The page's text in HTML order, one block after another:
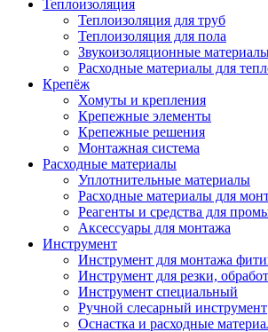
Теплоизоляция
Теплоизоляция для труб
Теплоизоляция для пола
Звукоизоляционные
Расходные материалы для
Крепёж
Хомуты и крепления
Крепежные элементы
Крепежные решения
Монтажная система
Расходные материалы
Уплотнительные материалы
Расходные материалы для
Реагенты и средства для
Аксессуары для монтажа
Инструмент
Инструмент для монтажа
Инструмент для резки,
Инструмент специальный
Ручной слесарный инструмент
Оснастка и расходные